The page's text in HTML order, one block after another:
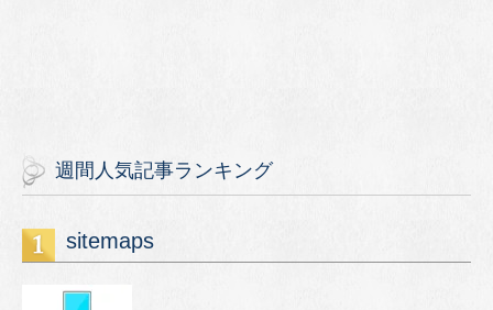
週間人気記事ランキング
sitemaps